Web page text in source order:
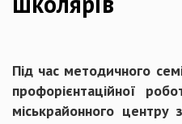
Під час методичного
профорієнтаційної
міськрайонного центру